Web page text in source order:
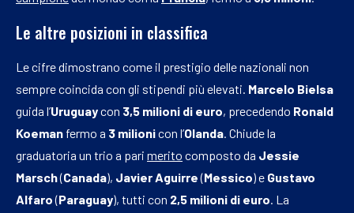
Le altre posizioni in classifica
Le cifre dimostrano come il prestigio delle nazionali non
sempre coincida con gli stipendi più elevati. Marcelo Bielsa
guida l’Uruguaycon 3,5 milioni di euro, precedendo Ronald
Koeman fermo a 3 milionicon l’Olanda. Chiude la
graduatoria un trio a pari merito composto da Jessie
Marsch(Canada), Javier Aguirre(Messico) e Gustavo
Alfaro(Paraguay), tutti con 2,5 milioni di euro. La